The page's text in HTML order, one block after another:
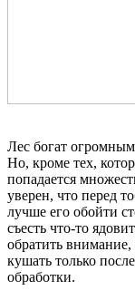
Лес богат
Но, кроме тех,
попадается
уверен, что перед
лучше его обойти
съесть что-то
обратить
кушать только
обработки.